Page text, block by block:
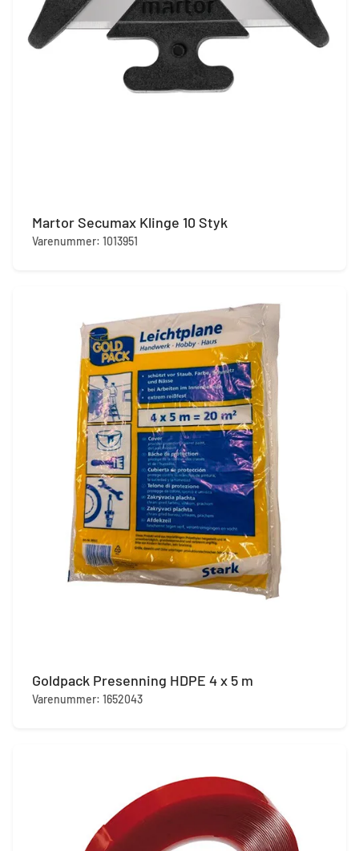
Martor Secumax Klinge 10 Styk
Varenummer: 1013951
Goldpack Presenning HDPE 4 x 5 m
Varenummer: 1652043